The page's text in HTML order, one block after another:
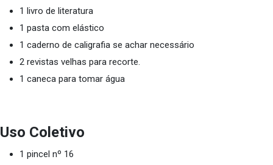
1 livro de literatura
1 pasta com elástico
1 caderno de caligrafia se achar necessário
2 revistas velhas para recorte.
1 caneca para tomar água
Uso Coletivo
1 pincel nº 16